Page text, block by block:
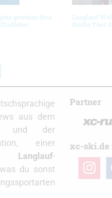
gewinnt ihre
Langlauf
fünfte Tour
aus dem
und der
einer
Langlauf-
du sonst
Partner
xc-ski.de